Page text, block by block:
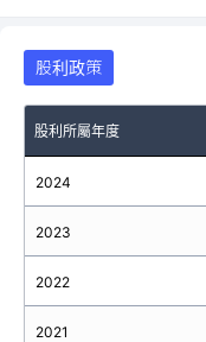
股利政策
股利所屬年度
2024
2023
2022
2021